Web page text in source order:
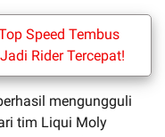
Speed Tembus
Rider Tercepat!
mengungguli
tim Liqui Moly